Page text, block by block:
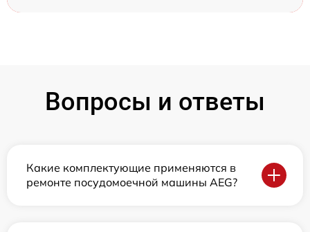
Вопросы и ответы
Какие комплектующие применяются в
ремонте посудомоечной машины AEG?